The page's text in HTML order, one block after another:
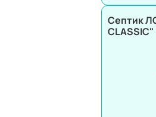
Септик
CLASSIC"